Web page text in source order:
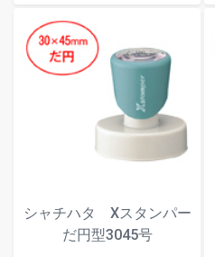
シャチハタ Xスタンパー
だ円型3045号